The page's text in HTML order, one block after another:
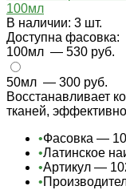
100мл
В наличии: 3 шт.
Доступна фасовка:
100мл — 530 руб.
50мл — 300 руб.
Восстанавливает
тканей,
•Фасовка —
•Латинское
•Артикул —
•